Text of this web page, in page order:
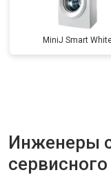
MiniJ Smart
Инженеры